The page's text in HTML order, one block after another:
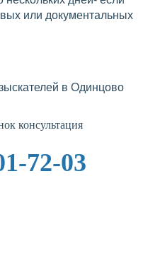
консультация
72-03
или документальных